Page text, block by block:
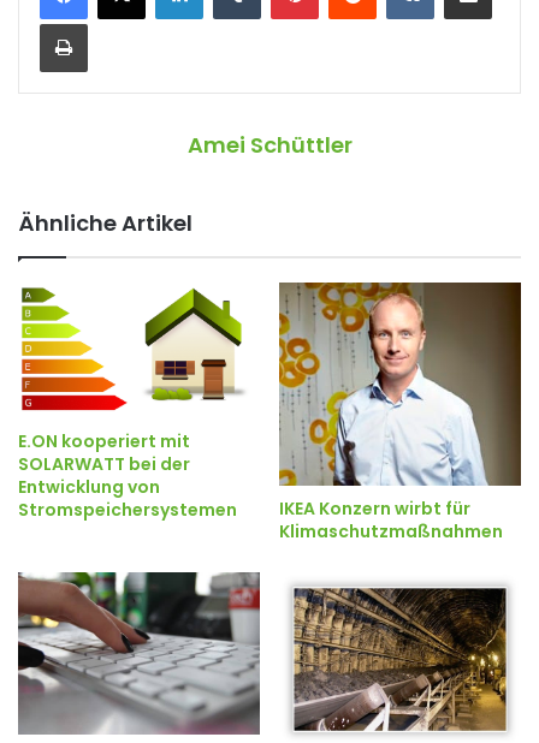
Amei Schüttler
Ähnliche Artikel
E.ON kooperiert mit
SOLARWATT bei der
Entwicklung von
Stromspeichersystemen
IKEA Konzern wirbt für
Klimaschutzmaßnahmen